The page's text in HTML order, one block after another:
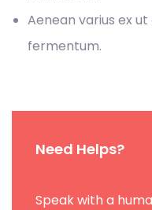
Aenean varius ex
fermentum.
Need Helps?
Speak with a